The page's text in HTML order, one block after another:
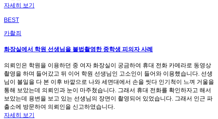
자세히 보기
BEST
카촬죄
화장실에서 학원 선생님을 불법촬영한 중학생 피의자 사례
의뢰인은 학원을 이용하던 중 여자 화장실이 궁금하여 휴대 전화 카메라로 동영상
촬영을 하며 들어갔고 뒤 이어 학원 선생님인 고소인이 들어와 이용했습니다. 선생
님이 볼일을 다 본 이후 바깥으로 나와 세면대에서 손을 씻다 인기척이 느껴 거울을
통해 보았는데 의뢰인과 눈이 마주쳤습니다. 그래서 휴대 전화를 확인하자고 해서
보았는데 용변을 보고 있는 선생님의 장면이 촬영되어 있었습니다. 그래서 인근 파
출소에 방문하여 의뢰인을 신고하였습니다.
자세히 보기